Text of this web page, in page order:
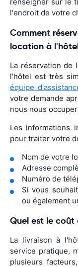
l'endroit de votre
Comment
location à
La réservation de
l'hôtel est très
équipe
votre demande
nous nous
Les informations
pour traiter votre
Nom de votre
Adresse
Numéro de
Si vous
ou également
Quel est le coût
La livraison à
service pratique,
plusieurs